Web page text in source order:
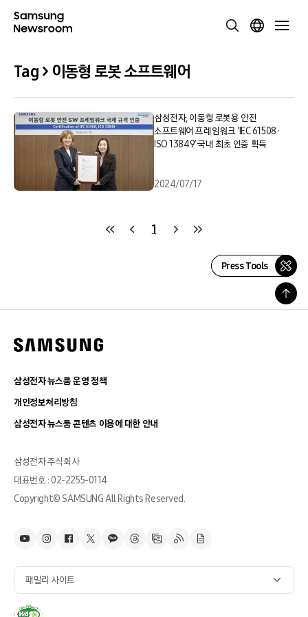
Tag > 이동형 로봇 소프트웨어
삼성전자, 이동형 로봇용 안전
소프트웨어 프레임워크 ‘IEC 61508 ·
ISO 13849’ 국내 최초 인증 획득
2024/07/17
1
Press Tools
삼성전자 뉴스룸 운영 정책
개인정보처리방침
삼성전자 뉴스룸 콘텐츠 이용에 대한 안내
삼성전자 주식회사
대표번호 : 02-2255-0114
Copyright© SAMSUNG All Rights Reserved.
패밀리 사이트